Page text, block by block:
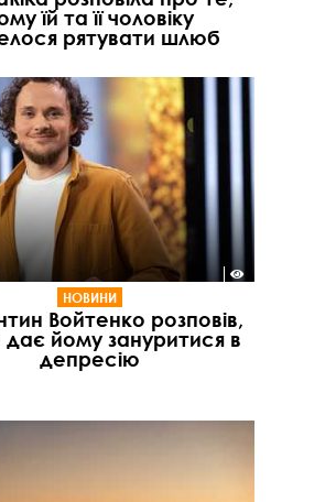
їй та її чоловіку
рятувати шлюб
НОВИНИ
Войтенко розповів,
йому зануритися в
депресію